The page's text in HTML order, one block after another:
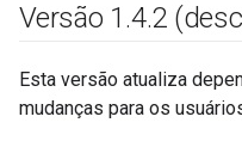
Versão 1.4.2
Esta versão atualiza
mudanças para os